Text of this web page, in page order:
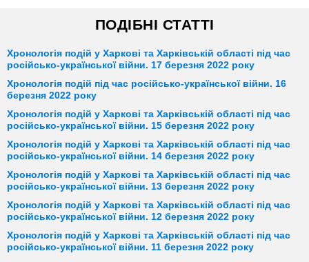
ПОДІБНІ СТАТТІ
Хронологія подій у Харкові та Харківській області під час
російсько-української війни. 17 березня 2022 року
Хронологія подій під час російсько-української війни. 16
березня 2022 року
Хронологія подій у Харкові та Харківській області під час
російсько-української війни. 15 березня 2022 року
Хронологія подій у Харкові та Харківській області під час
російсько-української війни. 14 березня 2022 року
Хронологія подій у Харкові та Харківській області під час
російсько-української війни. 13 березня 2022 року
Хронологія подій у Харкові та Харківській області під час
російсько-української війни. 12 березня 2022 року
Хронологія подій у Харкові та Харківській області під час
російсько-української війни. 11 березня 2022 року